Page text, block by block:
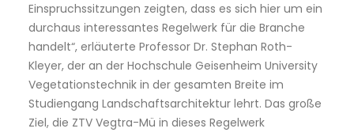
Einspruchssitzungen zeigten, dass es sich hier um ein
durchaus interessantes Regelwerk für die Branche
handelt“, erläuterte Professor Dr. Stephan Roth-
Kleyer, der an der Hochschule Geisenheim University
Vegetationstechnik in der gesamten Breite im
Studiengang Landschaftsarchitektur lehrt. Das große
Ziel, die ZTV Vegtra-Mü in dieses Regelwerk